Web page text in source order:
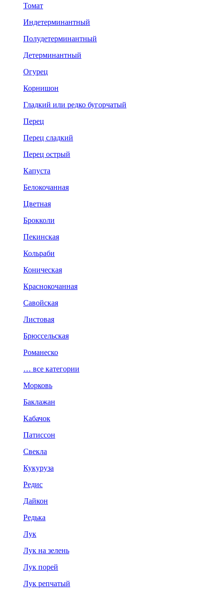
Томат
Индетерминантный
Полудетерминантный
Детерминантный
Огурец
Корнишон
Гладкий или редко бугорчатый
Перец
Перец сладкий
Перец острый
Капуста
Белокочанная
Цветная
Брокколи
Пекинская
Кольраби
Коническая
Краснокочанная
Савойская
Листовая
Брюссельская
Романеско
… все категории
Морковь
Баклажан
Кабачок
Патиссон
Свекла
Кукуруза
Редис
Дайкон
Редька
Лук
Лук на зелень
Лук порей
Лук репчатый